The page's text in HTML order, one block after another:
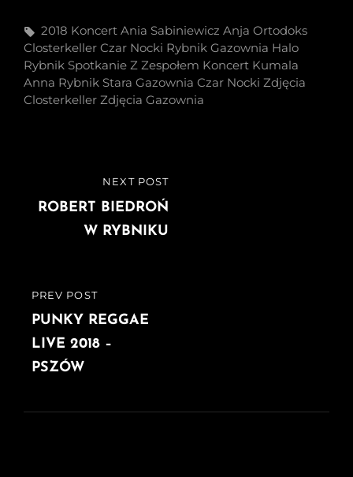
Tags,
2018 Koncert Ania Sabiniewicz Anja Ortodoks
Closterkeller Czar Nocki Rybnik Gazownia Halo
Rybnik Spotkanie Z Zespołem Koncert Kumala
Anna Rybnik Stara Gazownia Czar Nocki Zdjęcia
Closterkeller Zdjęcia Gazownia
Nawigacja
wpisu
PREVIOUS
POST
PREV POST
PUNKY REGGAE
LIVE 2018 –
PSZÓW
POST
NEXT POST
ROBERT BIEDROŃ
W RYBNIKU